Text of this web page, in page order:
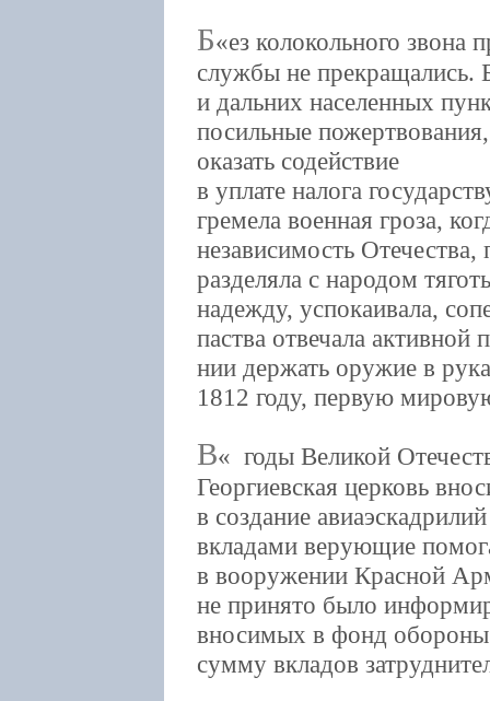
Б ез колокольного звона
службы не прекращались.
и дальних населенных
посильные
оказать содействие
в уплате налога
гремела военная гроза,
независимость Отечества,
разделяла с народом
надежду, успокаивала,
паства отвечала
нии держать оружие в
1812 году, первую
В
годы Великой
Георгиевская церковь
в создание
вкладами верующие
в вооружении Красной
не принято было
вносимых в фонд
сумму вкладов